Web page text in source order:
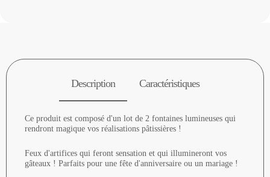
Description Caractéristiques
Ce produit est composé d'un lot de 2 fontaines lumineuses qui
rendront magique vos réalisations pâtissières !
Feux d'artifices qui feront sensation et qui illumineront vos
gâteaux ! Parfaits pour une fête d'anniversaire ou un mariage !